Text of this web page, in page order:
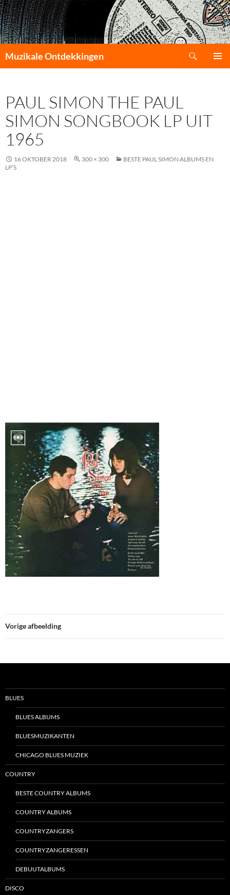
Muzikale Ontdekkingen
INHOUD
PAUL SIMON THE PAUL
SIMON SONGBOOK LP UIT
1965
16 OKTOBER 2018 300 × 300
BESTE PAUL SIMON ALBUMS EN
LP’S
Vorige afbeelding
BLUES
BLUES ALBUMS
BLUESMUZIKANTEN
CHICAGO BLUES MUZIEK
COUNTRY
BESTE COUNTRY ALBUMS
COUNTRY ALBUMS
COUNTRYZANGERS
COUNTRYZANGERESSEN
DEBUUTALBUMS
DISCO